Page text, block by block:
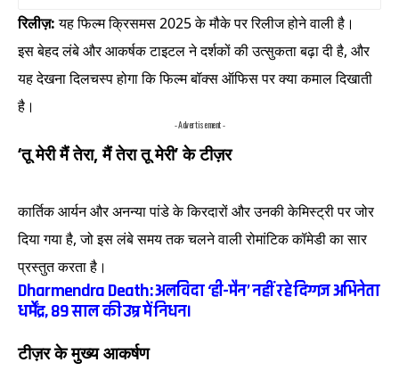
रिलीज़:यह फिल्म क्रिसमस 2025 के मौके पर रिलीज होने वाली है।
इस बेहद लंबे और आकर्षक टाइटल ने दर्शकों की उत्सुकता बढ़ा दी है, और
यह देखना दिलचस्प होगा कि फिल्म बॉक्स ऑफिस पर क्या कमाल दिखाती
है।
- Advertisement -
‘तू मेरी मैं तेरा, मैं तेरा तू मेरी’ के टीज़र
कार्तिक आर्यन और अनन्या पांडे के किरदारों और उनकी केमिस्ट्री पर जोर
दिया गया है, जो इस लंबे समय तक चलने वाली रोमांटिक कॉमेडी का सार
प्रस्तुत करता है।
Dharmendra Death: अलविदा ‘ही-मैन’ नहीं रहे दिग्गज अभिनेता
धर्मेंद्र, 89 साल की उम्र में निधन।
टीज़र के मुख्य आकर्षण